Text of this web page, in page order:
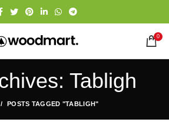
0
Tabligh
POSTS TAGGED "TABLIGH"